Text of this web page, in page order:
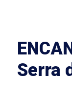
Serra